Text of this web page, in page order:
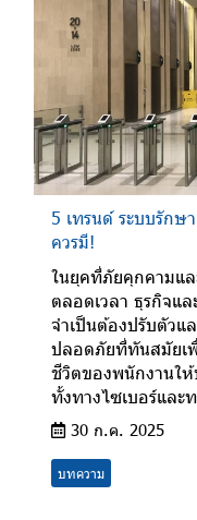
5 เทรนด์ ระบบรัก
ควรมี!
ในยุคที่ภัยคุกคามแล
ตลอดเวลา ธุรกิจแ
จำเป็นต้องปรับตัวแ
ปลอดภัยที่ทันสมัยเ
ชีวิตของพนักงานใ
ทั้งทางไซเบอร์และ
30 ก.ค. 2025
บทความ